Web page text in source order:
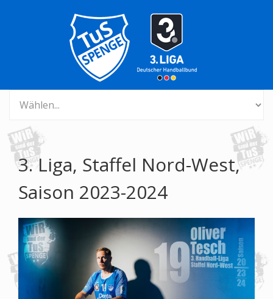
3. Liga, Staffel Nord-West,
Saison 2023-2024